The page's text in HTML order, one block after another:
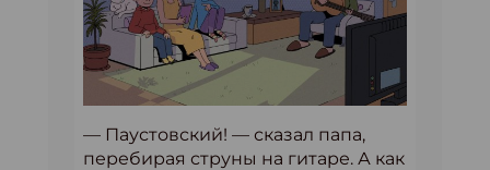
— Паустовский! — сказал папа,
перебирая струны на гитаре. А как